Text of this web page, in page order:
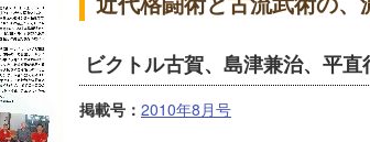
ビクトル古賀、島津兼治、平
掲載号： 2010年8月号